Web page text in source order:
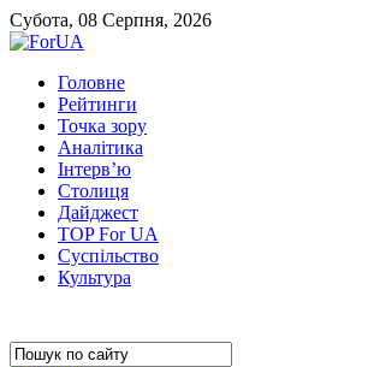
Субота, 08 Серпня, 2026
Головне
Рейтинги
Точка зору
Аналітика
Інтерв’ю
Столиця
Дайджест
TOP For UA
Суспiльство
Культура